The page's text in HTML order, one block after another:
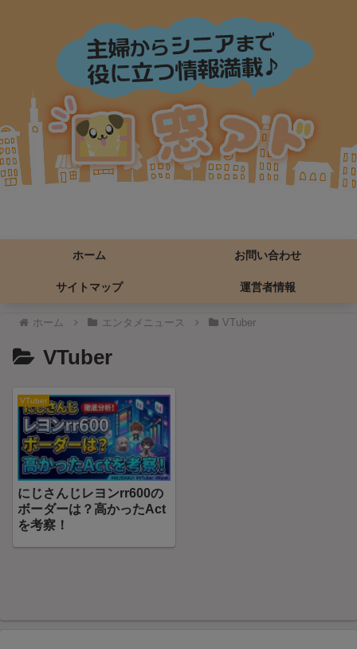
ホーム お問い合わせ
サイトマップ 運営者情報
ホーム エンタメニュース VTuber
VTuber
VTuber
にじさんじレヨンrr600の
ボーダーは？高かったAct
を考察！